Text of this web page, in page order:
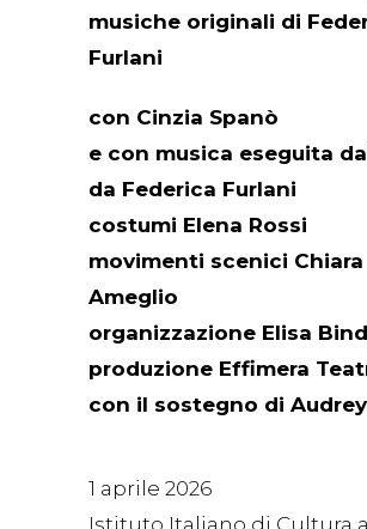
musiche originali di
Furlani
con Cinzia Spanò
e con musica eseguita
da Federica Furlani
costumi Elena Rossi
movimenti scenici Chiara
Ameglio
organizzazione Elisa
produzione Effimera
con il sostegno di
1 aprile 2026